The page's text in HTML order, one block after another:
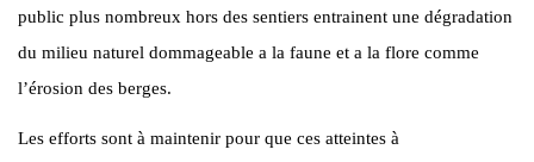
public plus nombreux hors des sentiers entrainent une dégradation
du milieu naturel dommageable a la faune et a la flore comme
l’érosion des berges.
Les efforts sont à maintenir pour que ces atteintes à